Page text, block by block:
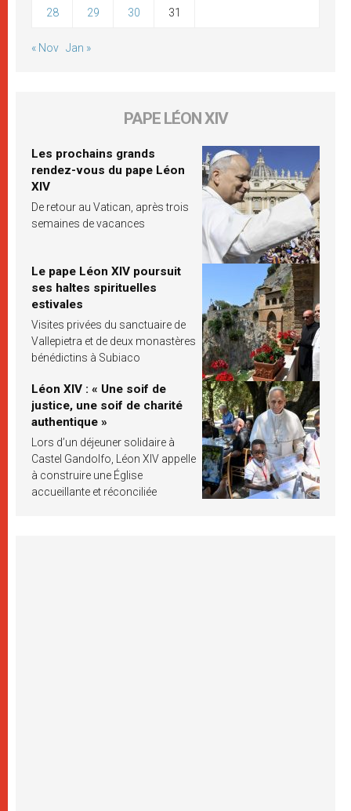
28 29 30 31
« Nov Jan »
PAPE LÉON XIV
Les prochains grands
rendez-vous du pape Léon
XIV
De retour au Vatican, après trois
semaines de vacances
Le pape Léon XIV poursuit
ses haltes spirituelles
estivales
Visites privées du sanctuaire de
Vallepietra et de deux monastères
bénédictins à Subiaco
Léon XIV : « Une soif de
justice, une soif de charité
authentique »
Lors d’un déjeuner solidaire à
Castel Gandolfo, Léon XIV appelle
à construire une Église
accueillante et réconciliée